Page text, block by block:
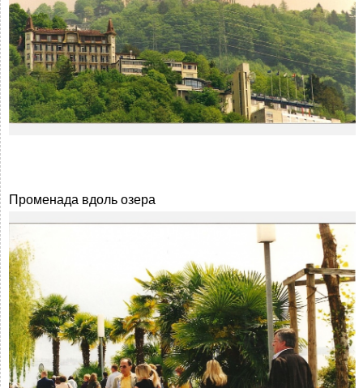
Променада вдоль озера